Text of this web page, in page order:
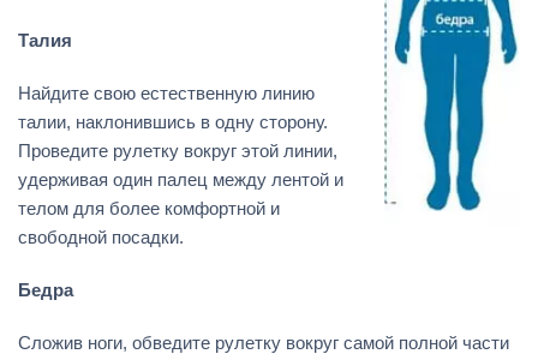
Талия
Найдите свою естественную линию
талии, наклонившись в одну сторону.
Проведите рулетку вокруг этой линии,
удерживая один палец между лентой и
телом для более комфортной и
свободной посадки.
Бедра
Сложив ноги, обведите рулетку вокруг самой полной части